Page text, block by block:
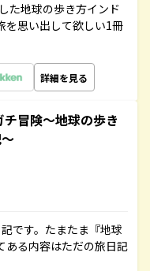
た地球の歩き方インド
思い出して欲しい1冊
詳細を見る
冒険～地球の歩き
です。たまたま『地球
ある内容はただの旅日記